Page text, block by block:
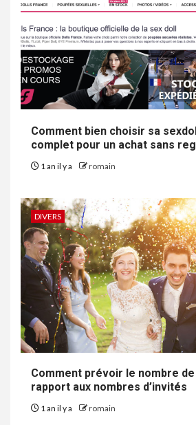
Comment bien choisir sa
complet pour un achat sans
1 an il y a romain
DIVERS
Comment prévoir le nombre
rapport aux nombres d’invités
1 an il y a romain